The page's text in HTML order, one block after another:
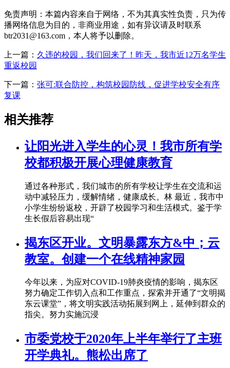
免责声明：本篇内容来自于网络，不为其真实性负责，只为传
播网络信息为目的，非商业用途，如有异议请及时联系
btr2031@163.com，本人将予以删除。
上一篇： 久违的校园，我们回来了！昨天，我市近12万名学生
重返校园
下一篇： 张可:联合防控，构筑校园防线，促进学校安全有序
复课
相关推荐
让阳光进入学生的心灵！我市所有学
校都积极开展心理健康教育
通过各种形式，我们城市的所有学校让学生在交流和运
动中减轻压力，缓解情绪，健康成长。林 最近，我市中
小学生纷纷返校，开辟了校园学习和生活模式。鉴于学
生长假后容易出现“
揭东区开业。文明暴露东方&中；云
教室。创建一个在线精神家园
今年以来，为应对COVID-19肺炎疫情的影响，揭东区
努力确定工作切入点和工作重点，探索并开通了“文明揭
东云课堂”，将文明实践活动拓展到网上，延伸到群众的
指尖。努力实施沉浸
市委党校于2020年上半年举行了主班
开学典礼。熊松出席了